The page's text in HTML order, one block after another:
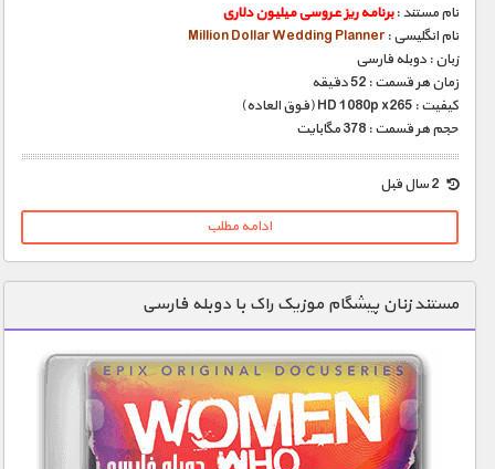
نام مستند :برنامه ریز عروسی میلیون دلاری
نام انگلیسی :Million Dollar Wedding Planner
زبان : دوبله فارسی
زمان هر قسمت : 52 دقیقه
کیفیت : HD 1080p x265 (فوق العاده)
حجم هر قسمت : 378 مگابایت
ادامه مطلب
مستند زنان پیشگام موزیک راک با دوبله فارسی